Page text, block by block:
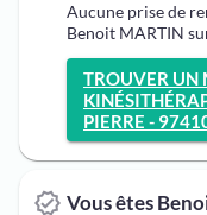
Aucune prise de
Benoit MARTIN
TROUVER UN
PIERRE -
Vous êtes